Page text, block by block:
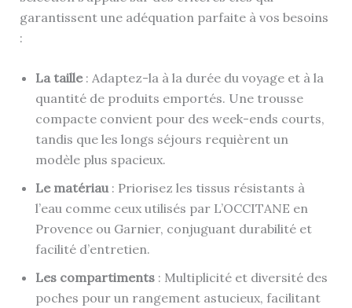
garantissent une adéquation parfaite à vos besoins
:
La taille: Adaptez-la à la durée du voyage et à la
quantité de produits emportés. Une trousse
compacte convient pour des week-ends courts,
tandis que les longs séjours requièrent un
modèle plus spacieux.
Le matériau: Priorisez les tissus résistants à
l’eau comme ceux utilisés par L’OCCITANE en
Provence ou Garnier, conjuguant durabilité et
facilité d’entretien.
Les compartiments: Multiplicité et diversité des
poches pour un rangement astucieux, facilitant